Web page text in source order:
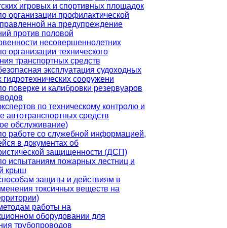
игровых и спортивных площадок
организации профилактической
на предупреждение
против половой
несовершеннолетних
организации технического
транспортных средств
эксплуатация судоходных
сооружени
поверке и калибровки резервуаров
по техническому контролю и
автотранспортных средств
обслуживание)
работе со служебной информацией,
в документах об
защищенности (ДСП)
испытаниям пожарных лестниц и
крыш
защиты и действиям в
токсичных веществ на
работы на
оборудовании для
трубопроводов